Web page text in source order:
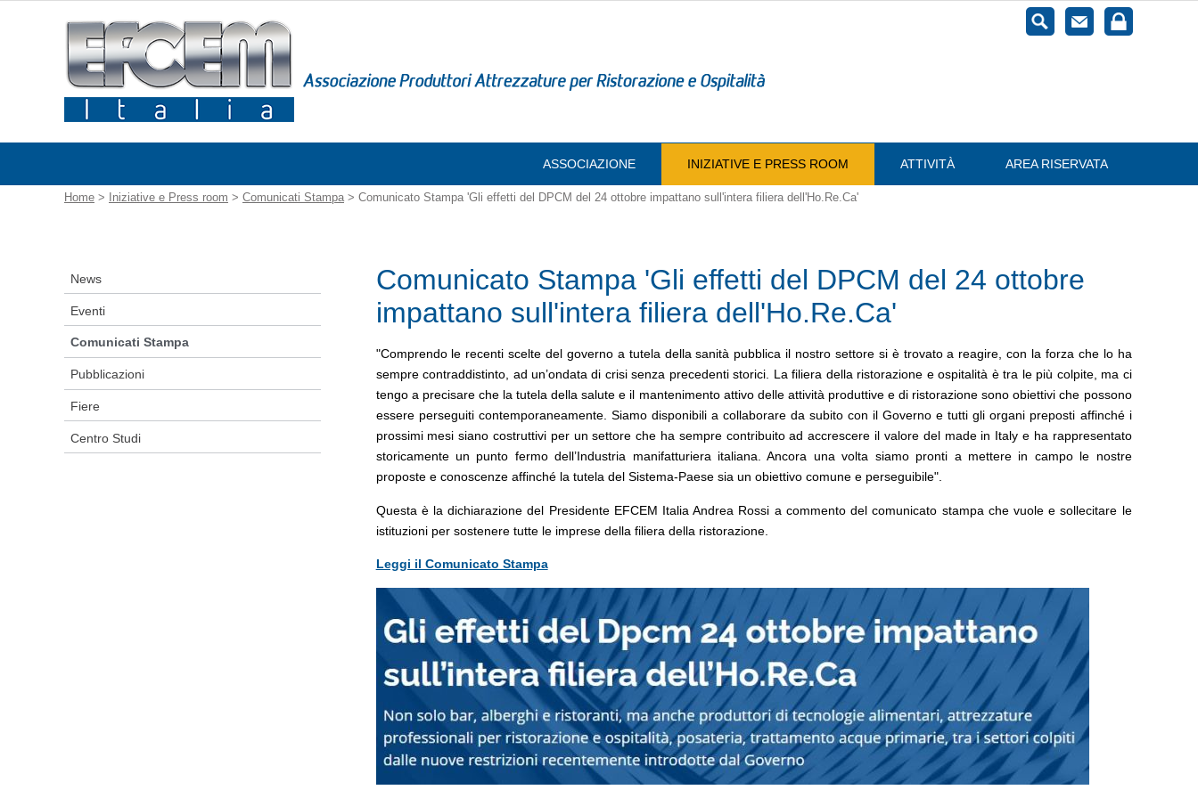
ASSOCIAZIONE INIZIATIVE E PRESS ROOM ATTIVITÀ AREA RISERVATA
Home > Iniziative e Press room > Comunicati Stampa> Comunicato Stampa 'Gli effetti del DPCM del 24 ottobre impattano sull'intera filiera dell'Ho.Re.Ca'
News
Eventi
Comunicati Stampa
Pubblicazioni
Fiere
Centro Studi
Comunicato Stampa 'Gli effetti del DPCM del 24 ottobre
impattano sull'intera filiera dell'Ho.Re.Ca'
"Comprendo le recenti scelte del governo a tutela della sanità pubblica il nostro settore si è trovato a reagire, con la forza che lo ha
sempre contraddistinto, ad un’ondata di crisi senza precedenti storici. La filiera della ristorazione e ospitalità è tra le più colpite, ma ci
tengo a precisare che la tutela della salute e il mantenimento attivo delle attività produttive e di ristorazione sono obiettivi che possono
essere perseguiti contemporaneamente. Siamo disponibili a collaborare da subito con il Governo e tutti gli organi preposti affinché i
prossimi mesi siano costruttivi per un settore che ha sempre contribuito ad accrescere il valore del made in Italy e ha rappresentato
storicamente un punto fermo dell’Industria manifatturiera italiana. Ancora una volta siamo pronti a mettere in campo le nostre
proposte e conoscenze affinché la tutela del Sistema-Paese sia un obiettivo comune e perseguibile".
Questa è la dichiarazione del Presidente EFCEM Italia Andrea Rossi a commento del comunicato stampa che vuole e sollecitare le
istituzioni per sostenere tutte le imprese della filiera della ristorazione.
Leggi il Comunicato Stampa